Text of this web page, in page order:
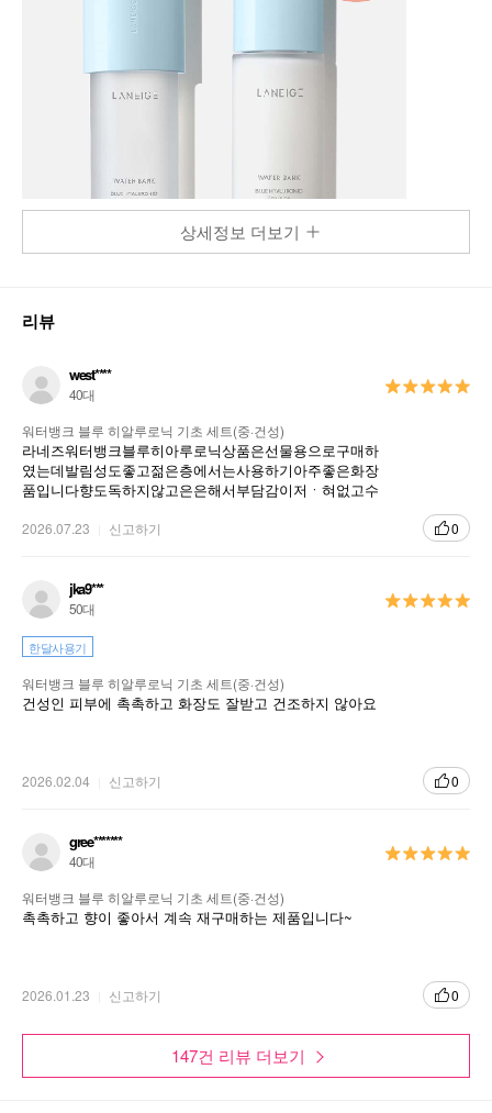
상세정보 더보기
리뷰
west****
40대
워터뱅크 블루 히알루로닉 기초 세트(중·건성)
라네즈워터뱅크블루히아루로닉상품은선물용으로구매하
였는데발림성도좋고젊은층에서는사용하기아주좋은화장
품입니다향도독하지않고은은해서부담감이저ㆍ혀없고수
니다
2026.07.23 신고하기 0
jka9***
50대
한달사용기
워터뱅크 블루 히알루로닉 기초 세트(중·건성)
건성인 피부에 촉촉하고 화장도 잘받고 건조하지 않아요
2026.02.04 신고하기 0
gree*******
40대
워터뱅크 블루 히알루로닉 기초 세트(중·건성)
촉촉하고 향이 좋아서 계속 재구매하는 제품입니다~
2026.01.23 신고하기 0
147건 리뷰 더보기